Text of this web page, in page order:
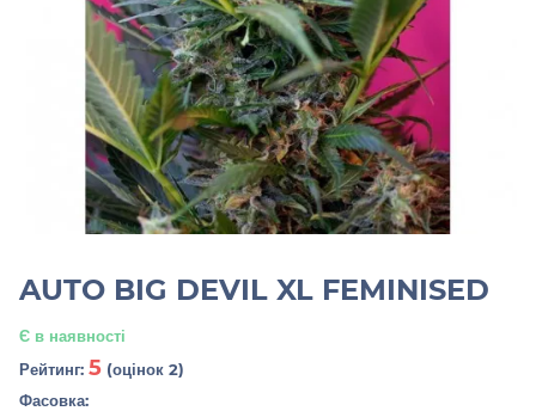
AUTO BIG DEVIL XL FEMINISED
Є в наявності
Рейтинг: 5 (оцінок 2)
Фасовка: